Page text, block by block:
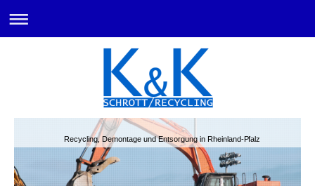
Recycling, Demontage und Entsorgung in Rheinland-Pfalz